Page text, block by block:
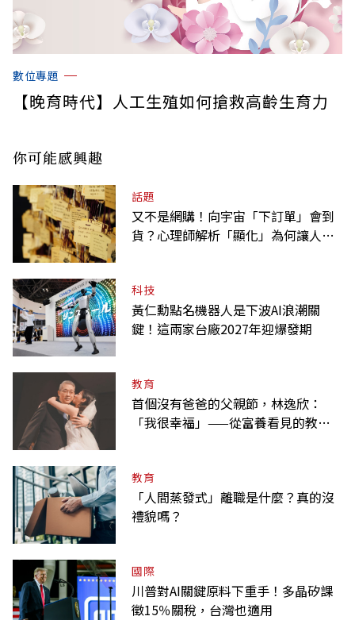
數位專題
【晚育時代】人工生殖如何搶救高齡生育力
你可能感興趣
話題
又不是網購！向宇宙「下訂單」會到
貨？心理師解析「顯化」為何讓人無
科技
黃仁勳點名機器人是下波AI浪潮關
鍵！這兩家台廠2027年迎爆發期
教育
首個沒有爸爸的父親節，林逸欣：
「我很幸福」——從富養看見的教養
教育
「人間蒸發式」離職是什麼？真的沒
禮貌嗎？
國際
川普對AI關鍵原料下重手！多晶矽課
徵15％關稅，台灣也適用